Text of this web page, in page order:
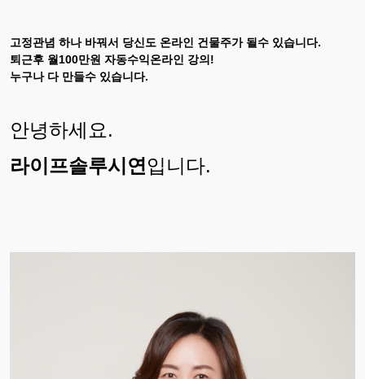
고정관념 하나 바꿔서 당신도 온라인 건물주가 될수 있습니다.
퇴근후 월100만원 자동수익온라인 강의!
누구나 다 만들수 있습니다.
안녕하세요.
라이프솔루시연입니다.